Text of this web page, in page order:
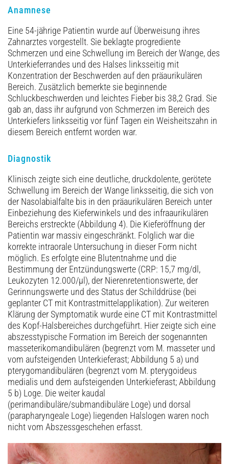
Anamnese
Eine 54-jährige Patientin wurde auf Überweisung ihres
Zahnarztes vorgestellt. Sie beklagte progrediente
Schmerzen und eine Schwellung im Bereich der Wange, des
Unterkieferrandes und des Halses linksseitig mit
Konzentration der Beschwerden auf den präaurikulären
Bereich. Zusätzlich bemerkte sie beginnende
Schluckbeschwerden und leichtes Fieber bis 38,2 Grad. Sie
gab an, dass ihr aufgrund von Schmerzen im Bereich des
Unterkiefers linksseitig vor fünf Tagen ein Weisheitszahn in
diesem Bereich entfernt worden war.
Diagnostik
Klinisch zeigte sich eine deutliche, druckdolente, gerötete
Schwellung im Bereich der Wange linksseitig, die sich von
der Nasolabialfalte bis in den präaurikulären Bereich unter
Einbeziehung des Kieferwinkels und des infraaurikulären
Bereichs erstreckte (Abbildung 4). Die Kieferöffnung der
Patientin war massiv eingeschränkt. Folglich war die
korrekte intraorale Untersuchung in dieser Form nicht
möglich. Es erfolgte eine Blutentnahme und die
Bestimmung der Entzündungswerte (CRP: 15,7 mg/dl,
Leukozyten 12.000/µl), der Nierenretentionswerte, der
Gerinnungswerte und des Status der Schilddrüse (bei
geplanter CT mit Kontrastmittelapplikation). Zur weiteren
Klärung der Symptomatik wurde eine CT mit Kontrastmittel
des Kopf-Halsbereiches durchgeführt. Hier zeigte sich eine
abszesstypische Formation im Bereich der sogenannten
masseterikomandibulären (begrenzt vom M. masseter und
vom aufsteigenden Unterkieferast; Abbildung 5 a) und
pterygomandibulären (begrenzt vom M. pterygoideus
medialis und dem aufsteigenden Unterkieferast; Abbildung
5 b) Loge. Die weiter kaudal
(perimandibuläre/submandibuläre Loge) und dorsal
(parapharyngeale Loge) liegenden Halslogen waren noch
nicht vom Abszessgeschehen erfasst.